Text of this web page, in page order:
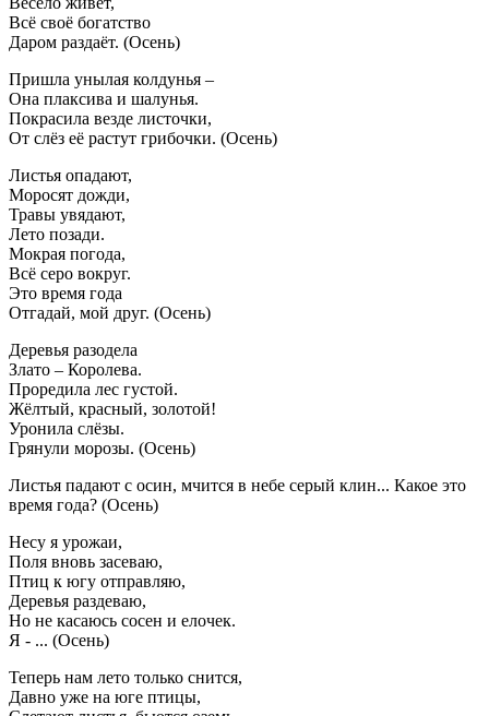
Всё своё богатство
Даром раздаёт. (Осень)
Пришла унылая колдунья –
Она плаксива и шалунья.
Покрасила везде листочки,
От слёз её растут грибочки. (Осень)
Листья опадают,
Моросят дожди,
Травы увядают,
Лето позади.
Мокрая погода,
Всё серо вокруг.
Это время года
Отгадай, мой друг. (Осень)
Деревья разодела
Злато – Королева.
Проредила лес густой.
Жёлтый, красный, золотой!
Уронила слёзы.
Грянули морозы. (Осень)
Листья падают с осин, мчится в небе серый клин... Какое это
время года? (Осень)
Несу я урожаи,
Поля вновь засеваю,
Птиц к югу отправляю,
Деревья раздеваю,
Но не касаюсь сосен и елочек.
Я - ... (Осень)
Теперь нам лето только снится,
Давно уже на юге птицы,